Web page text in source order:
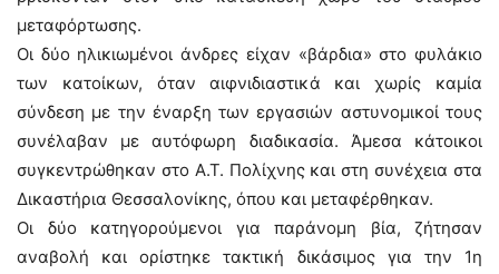
μεταφόρτωσης.
Οι δύο ηλικιωμένοι άνδρες είχαν «βάρδια» στο φυλάκιο
των κατοίκων, όταν αιφνιδιαστικά και χωρίς καμία
σύνδεση με την έναρξη των εργασιών αστυνομικοί τους
συνέλαβαν με αυτόφωρη διαδικασία. Άμεσα κάτοικοι
συγκεντρώθηκαν στο Α.Τ. Πολίχνης και στη συνέχεια στα
Δικαστήρια Θεσσαλονίκης, όπου και μεταφέρθηκαν.
Οι δύο κατηγορούμενοι για παράνομη βία, ζήτησαν
αναβολή και ορίστηκε τακτική δικάσιμος για την 1η